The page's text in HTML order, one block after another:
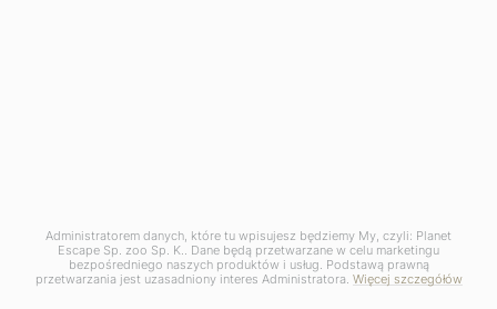
Administratorem danych, które tu wpisujesz będziemy My, czyli: Planet
Escape Sp. zoo Sp. K.. Dane będą przetwarzane w celu marketingu
bezpośredniego naszych produktów i usług. Podstawą prawną
przetwarzania jest uzasadniony interes Administratora. Więcej szczegółów